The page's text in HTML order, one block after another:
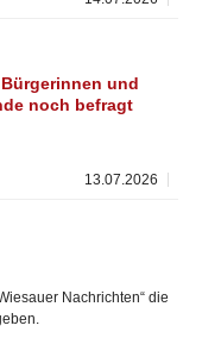
und
noch befragt
13.07.2026
Nachrichten“ die